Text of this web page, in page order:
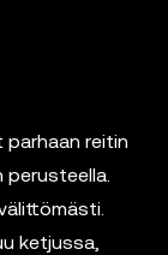
reitin
perusteella.
ketjussa,